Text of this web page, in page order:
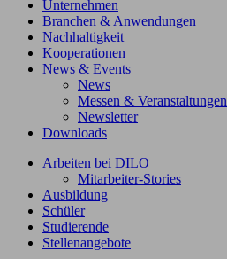
Unternehmen
Branchen & Anwendungen
Nachhaltigkeit
Kooperationen
News & Events
News
Messen & Veranstaltungen
Newsletter
Downloads
Arbeiten bei DILO
Mitarbeiter-Stories
Ausbildung
Schüler
Studierende
Stellenangebote